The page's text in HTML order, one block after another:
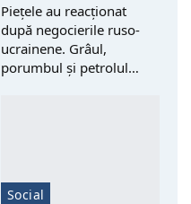
Piețele au reacționat
după negocierile ruso-
ucrainene. Grâul,
porumbul și petrolul…
Social